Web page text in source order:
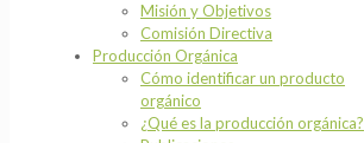
Misión y Objetivos
Comisión Directiva
Producción Orgánica
Cómo identificar un producto
orgánico
¿Qué es la producción orgánica?